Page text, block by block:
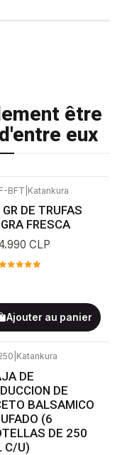
être
eux
BFT Katankura
DE TRUFAS
FRESCA
CLP
Ajouter au panier
Katankura
DE
DE
BALSAMICO
(6
DE 250
C/U)